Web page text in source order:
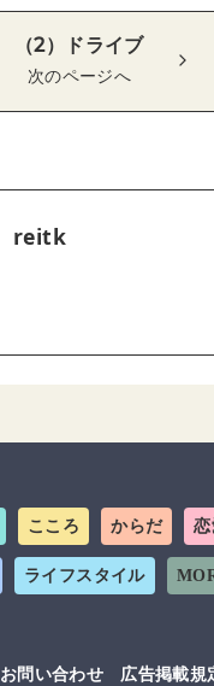
（2）ドライブ
次のページへ
reitk
こころ からだ
ライフスタイル
お問い合わせ 広告掲載規